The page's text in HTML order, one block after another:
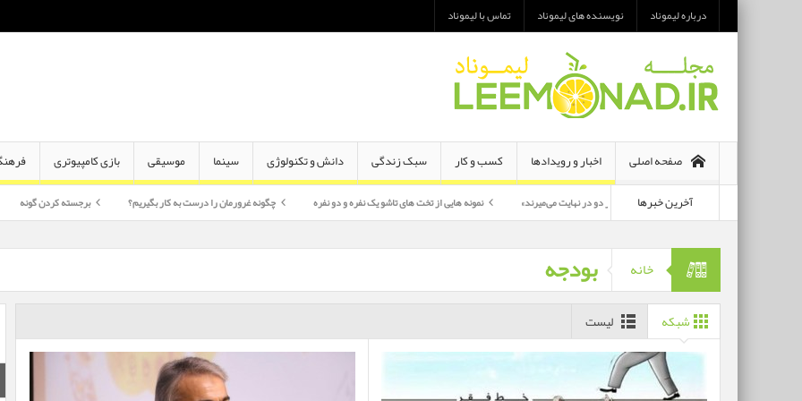
درباره لیموناد نویسنده های لیموناد تماس با لیموناد
صفحه اصلی اخبار و رویدادها کسب و کار سبک زندگی دانش و تکنولوژی سینما موسیقی بازی کامپیوتری
آخرین خبرها
معرفی رمان «هر دو در نهایت می‌میرند» نمونه هایی از تخت های تاشو یک نفره و دو نفره چگونه غرورمان را درست به کار بگیریم؟ برجسته کردن گونه اختلاف سن
خانه بودجه
شبکه لیست